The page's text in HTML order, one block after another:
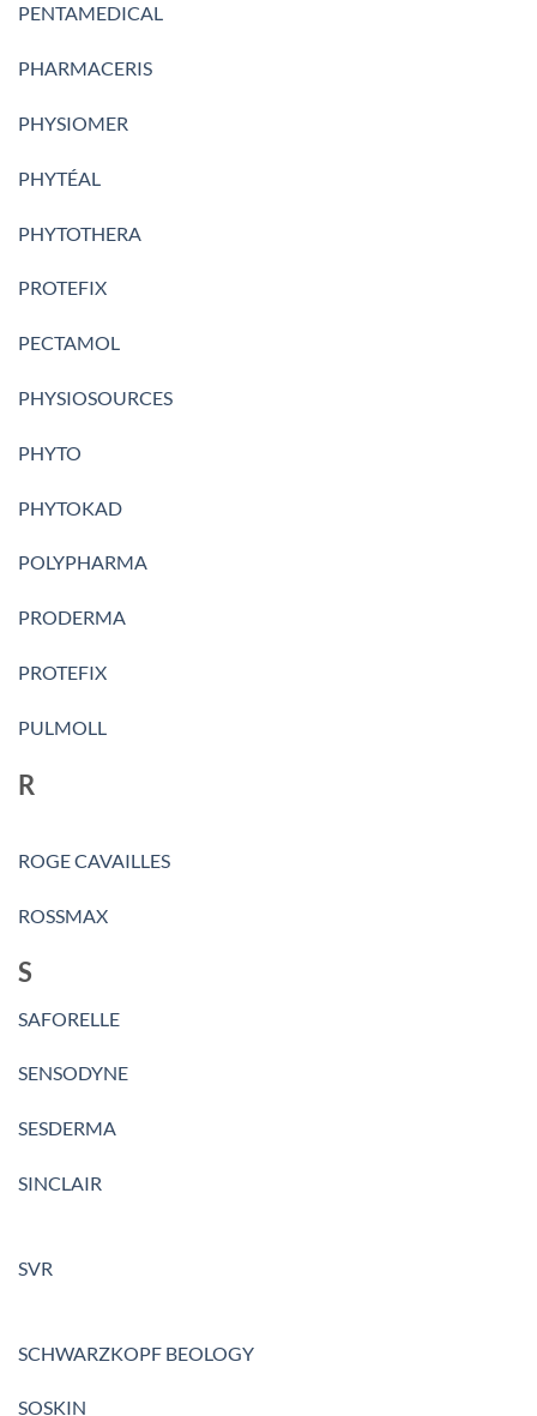
PENTAMEDICAL
PHARMACERIS
PHYSIOMER
PHYTÉAL
PHYTOTHERA
PROTEFIX
PECTAMOL
PHYSIOSOURCES
PHYTO
PHYTOKAD
POLYPHARMA
PRODERMA
PROTEFIX
PULMOLL
R
ROGE CAVAILLES
ROSSMAX
S
SAFORELLE
SENSODYNE
SESDERMA
SINCLAIR
SVR
SCHWARZKOPF BEOLOGY
SOSKIN